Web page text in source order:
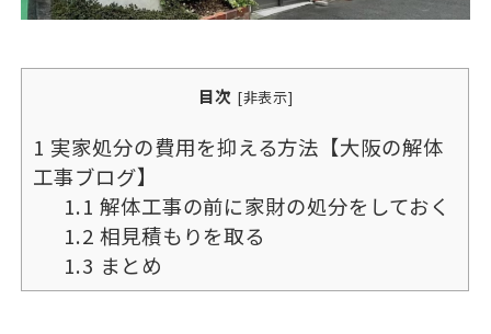
目次 [非表示]
1 実家処分の費用を抑える方法【大阪の解体
工事ブログ】
1.1 解体工事の前に家財の処分をしておく
1.2 相見積もりを取る
1.3 まとめ